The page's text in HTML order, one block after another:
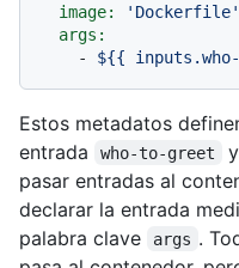
image:
'Dockerfile'
args:
-
${{
Estos metadatos
entrada
who-to-greet
pasar entradas al
declarar la entrada
palabra clave
args .